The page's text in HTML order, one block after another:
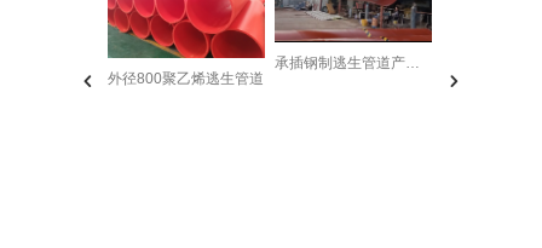
外径800聚乙烯逃生管道
承插钢制逃生管道产品实拍